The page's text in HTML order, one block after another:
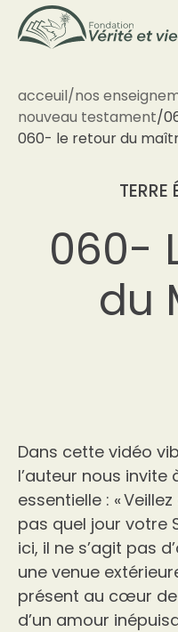
acceuil/nos
nouveau testament/
060- le retour du
TERRE
060-
du
Dans cette vidéo
l’auteur nous
essentielle : «
pas quel jour votre
ici, il ne s’agit pas
une venue
présent au cœur
d’un amour